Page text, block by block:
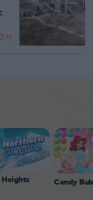
77
Candy